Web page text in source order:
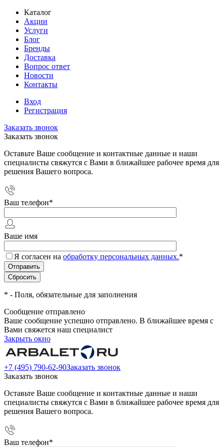
Каталог
Акции
Услуги
Блог
Бренды
Доставка
Вопрос ответ
Новости
Контакты
Вход
Регистрация
Заказать звонок
Заказать звонок
Оставьте Ваше сообщение и контактные данные и наши
специалисты свяжутся с Вами в ближайшее рабочее время для
решения Вашего вопроса.
Ваш телефон*
Ваше имя
Я согласен на обработку персональных данных.*
* - Поля, обязательные для заполнения
Сообщение отправлено
Ваше сообщение успешно отправлено. В ближайшее время с
Вами свяжется наш специалист
Закрыть окно
+7 (495) 790-62-90Заказать звонок
Заказать звонок
Оставьте Ваше сообщение и контактные данные и наши
специалисты свяжутся с Вами в ближайшее рабочее время для
решения Вашего вопроса.
Ваш телефон*